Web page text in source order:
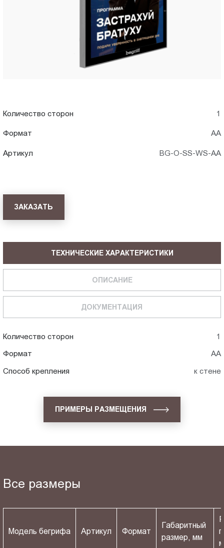
Количество сторон 1
Формат АА
Артикул BG-O-SS-WS-AA
ЗАКАЗАТЬ
ТЕХНИЧЕСКИЕ ХАРАКТЕРИСТИКИ
ОПИСАНИЕ
ДОКУМЕНТАЦИЯ
Количество сторон 1
Формат АА
Способ крепления к стене
ПРИМЕРЫ РАЗМЕЩЕНИЯ
Все размеры
Модель бегрифа Артикул Формат
Габаритный
размер, мм